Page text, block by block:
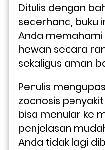
Ditulis dengan
sederhana, buku
Anda
hewan secara
sekaligus aman
Penulis
zoonosis
bisa menular ke
penjelasan
Anda tidak lagi